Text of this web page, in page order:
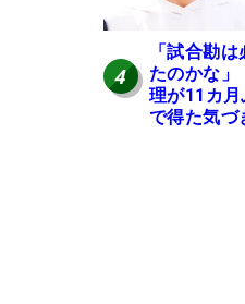
4
「試合勘
たのかな
理が11カ
で得た気づ